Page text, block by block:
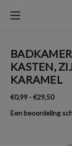
KASTEN,
KARAMEL
€0,99 - €29,50
Een beoordeling